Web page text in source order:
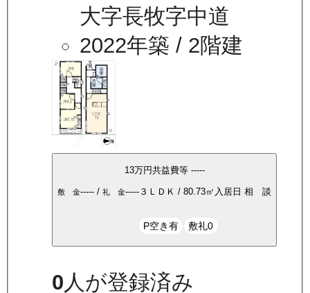
大字長牧字中道
2022年築 / 2階建
13万円共益費等 -----
敷 金----- /礼 金----- ３ＬＤＫ /80.73㎡ 入居日相 談
P空き有 敷礼0
0 人が登録済み